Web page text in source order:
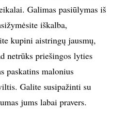
Galimas pasiūlymas iš
iškalba,
kupini aistringų jausmų,
netrūks priešingos lyties
paskatins malonius
Galite susipažinti su
jums labai pravers.